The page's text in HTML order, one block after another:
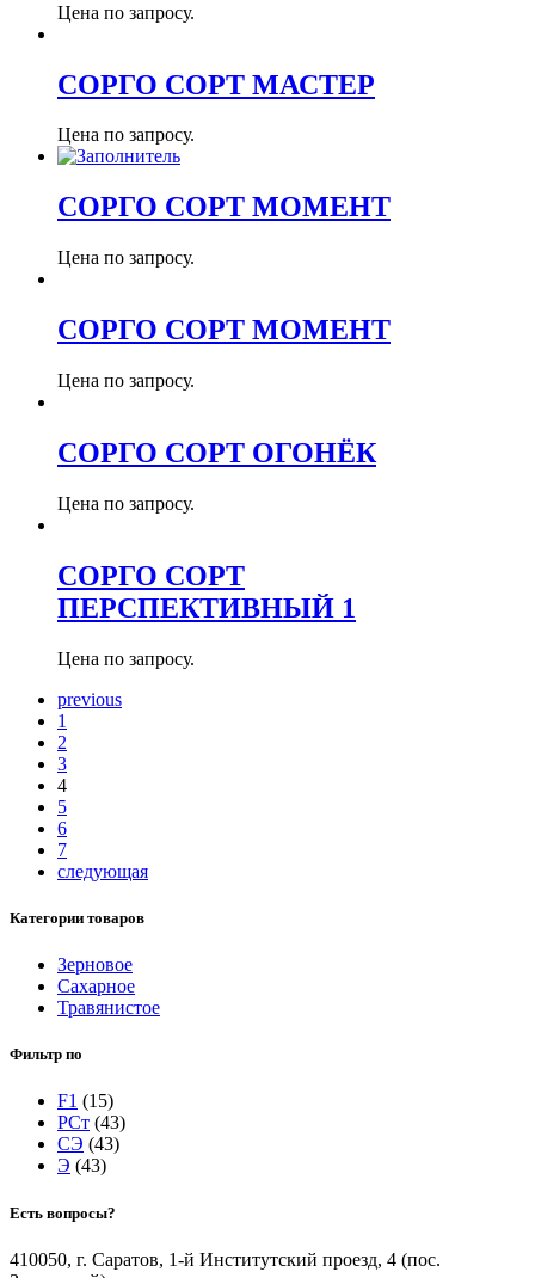
Цена по запросу.
СОРГО СОРТ МАСТЕР
Цена по запросу.
СОРГО СОРТ МОМЕНТ
Цена по запросу.
СОРГО СОРТ МОМЕНТ
Цена по запросу.
СОРГО СОРТ ОГОНЁК
Цена по запросу.
СОРГО СОРТ
ПЕРСПЕКТИВНЫЙ 1
Цена по запросу.
previous
1
2
3
4
5
6
7
следующая
Категории товаров
Зерновое
Сахарное
Травянистое
Фильтр по
F1 (15)
РСт (43)
СЭ (43)
Э (43)
Есть вопросы?
410050, г. Саратов, 1-й Институтский проезд, 4 (пос.